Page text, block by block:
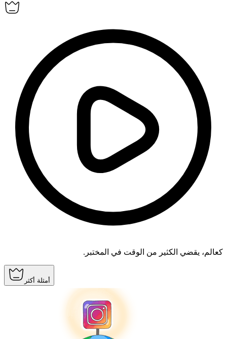
كعالم، يقضي الكثير من الوقت في المختبر.
أمثلة أكثر